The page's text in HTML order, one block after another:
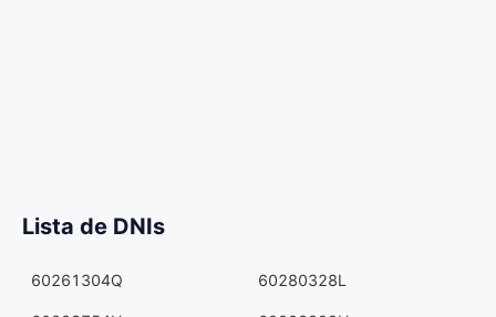
Lista de DNIs
60261304Q 60280328L